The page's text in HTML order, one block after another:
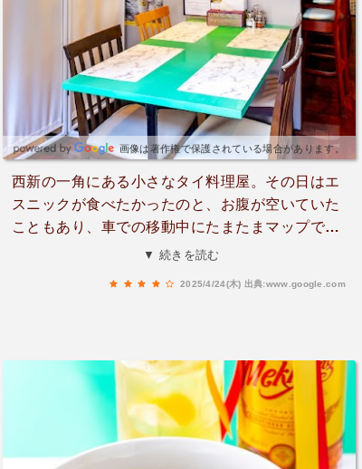
画像は著作権で保護されている場合があります。
西新の一角にある小さなタイ料理屋。その日はエ
スニックが食べたかったのと、お腹が空いていた
こともあり、車での移動中にたまたまマップで見
つけたお店。ほぼ事前情報なしで、縁があれは入
ら人気のようです！ワタシは、Googleマップでち
らっと見た「カオソーイ」という料理があったの
で決めたのだ。カオソーイとは、本国タイでもレ
アでイサーン地方料理で一言でいうと、カレー
麺。縮れ麺と茹で麺と、揚げたものが上にトッピ
▼ 続きを読む
2025/4/24(木) 出典:www.google.com